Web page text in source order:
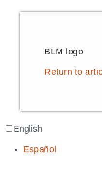
BLM logo
Return to
English
Español